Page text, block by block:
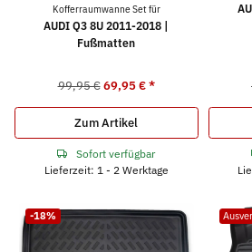
Kofferraumwanne Set für
AUDI Q3 8U 2011-2018 |
Fußmatten
99,95 € 69,95 €*
Zum Artikel
Sofort verfügbar
Lieferzeit: 1 - 2 Werktage
-18%